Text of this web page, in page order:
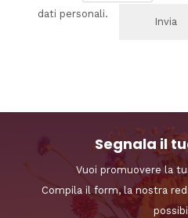
dati personali.
Segnala il
Vuoi promuovere la
Compila il form, la nostra